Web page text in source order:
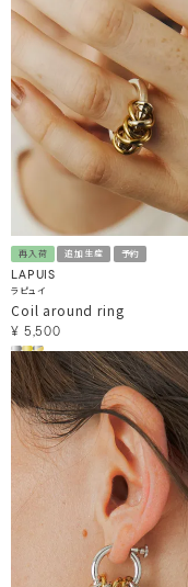
再入荷 追加生産 予約
LAPUIS
ラピュイ
Coil around ring
¥ 5,500